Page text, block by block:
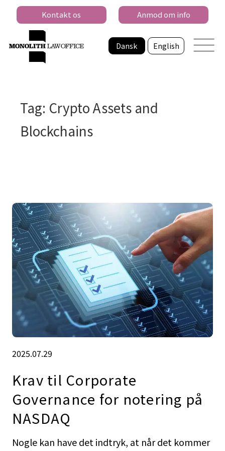
Dansk English
Kontakt os Anmod om info
Tag: Crypto Assets and
Blockchains
2025.07.29
Krav til Corporate
Governance for notering på
NASDAQ
Nogle kan have det indtryk, at når det kommer